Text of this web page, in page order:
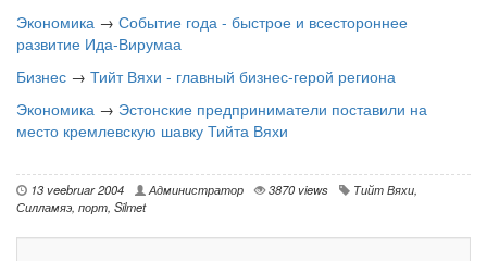
Экономика → Событие года - быстрое и всестороннее
развитие Ида-Вирумаа
Бизнес → Тийт Вяхи - главный бизнес-герой региона
Экономика → Эстонские предприниматели поставили на
место кремлевскую шавку Тийта Вяхи
13 veebruar 2004 Администратор 3870 views Тийт Вяхи,
Силламяэ, порт, Silmet